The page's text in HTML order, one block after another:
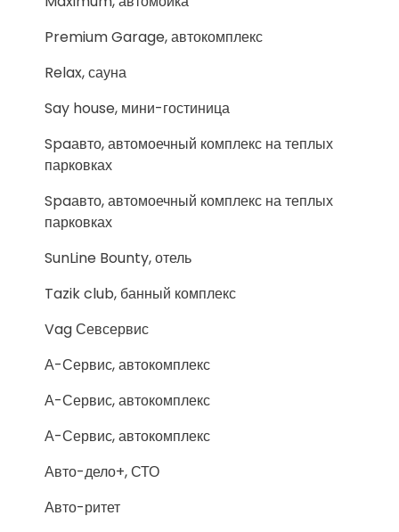
Premium Garage, автокомплекс
Relax, сауна
Say house, мини-гостиница
Spaавто, автомоечный комплекс на теплых
парковках
Spaавто, автомоечный комплекс на теплых
парковках
SunLine Bounty, отель
Tazik club, банный комплекс
Vag Севсервис
А-Сервис, автокомплекс
А-Сервис, автокомплекс
А-Сервис, автокомплекс
Авто-дело+, СТО
Авто-ритет